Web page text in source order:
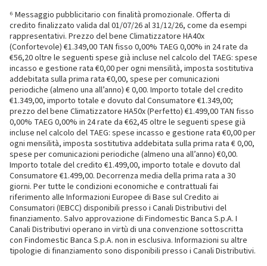
⁶ Messaggio pubblicitario con finalità promozionale. Offerta di
credito finalizzato valida dal 01/07/26 al 31/12/26, come da esempi
rappresentativi. Prezzo del bene Climatizzatore HA40x
(Confortevole) €1.349,00 TAN fisso 0,00% TAEG 0,00% in 24 rate da
€56,20 oltre le seguenti spese già incluse nel calcolo del TAEG: spese
incasso e gestione rata €0,00 per ogni mensilità, imposta sostitutiva
addebitata sulla prima rata €0,00, spese per comunicazioni
periodiche (almeno una all’anno) € 0,00. Importo totale del credito
€1.349,00, importo totale e dovuto dal Consumatore €1.349,00;
prezzo del bene Climatizzatore HA50x (Perfetto) €1.499,00 TAN fisso
0,00% TAEG 0,00% in 24 rate da €62,45 oltre le seguenti spese già
incluse nel calcolo del TAEG: spese incasso e gestione rata €0,00 per
ogni mensilità, imposta sostitutiva addebitata sulla prima rata € 0,00,
spese per comunicazioni periodiche (almeno una all’anno) €0,00.
Importo totale del credito €1.499,00, importo totale e dovuto dal
Consumatore €1.499,00. Decorrenza media della prima rata a 30
giorni. Per tutte le condizioni economiche e contrattuali fai
riferimento alle Informazioni Europee di Base sul Credito ai
Consumatori (IEBCC) disponibili presso i Canali Distributivi del
finanziamento. Salvo approvazione di Findomestic Banca S.p.A. I
Canali Distributivi operano in virtù di una convenzione sottoscritta
con Findomestic Banca S.p.A. non in esclusiva. Informazioni su altre
tipologie di finanziamento sono disponibili presso i Canali Distributivi.